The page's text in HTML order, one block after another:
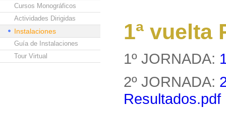
Cursos Monográficos
Actividades Dirigidas
Instalaciones
Guía de Instalaciones
Tour Virtual
1ª vuelta
1º JORNADA:
2º JORNADA:
Resultados.pdf